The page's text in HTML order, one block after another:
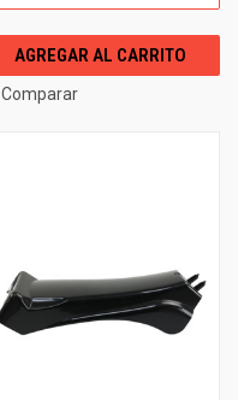
AGREGAR AL CARRITO
Comparar